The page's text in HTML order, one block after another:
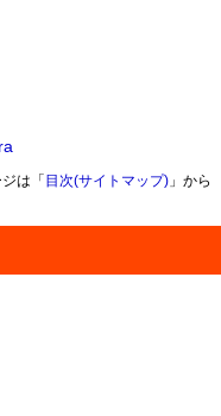
は「 目次(サイトマップ)」から